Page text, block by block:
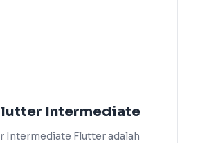
Intermediate
Intermediate Flutter adalah